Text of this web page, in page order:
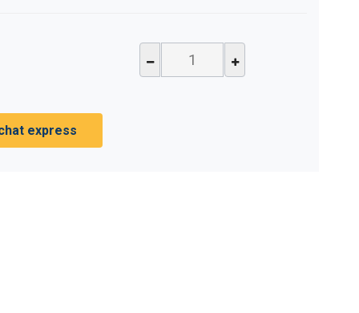
express